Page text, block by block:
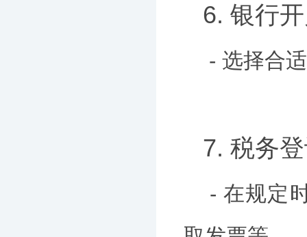
6. 银行
- 选择合
7. 税务
- 在规定